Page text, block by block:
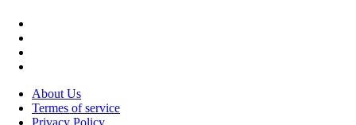
About Us
Termes of service
Privacy Policy